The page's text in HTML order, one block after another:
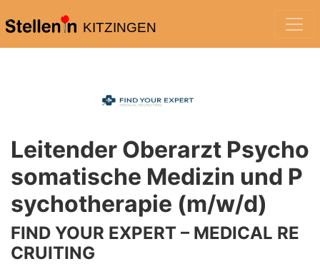
KITZINGEN
Leitender Oberarzt Psycho
somatische Medizin und P
sychotherapie (m/w/d)
FIND YOUR EXPERT – MEDICAL RE
CRUITING